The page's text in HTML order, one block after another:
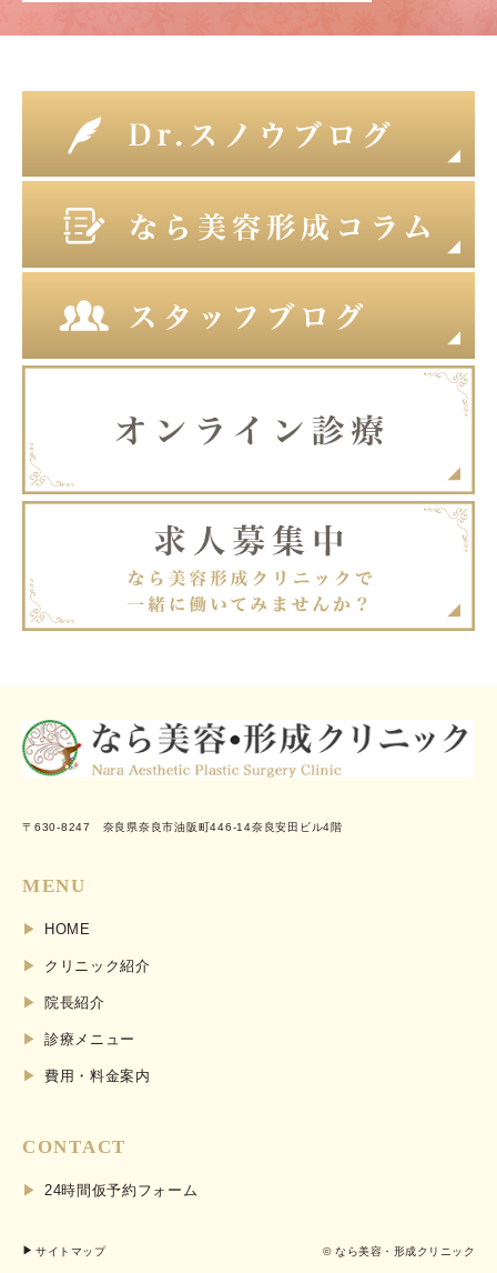
〒630-8247 奈良県奈良市油阪町446-14奈良安田ビル4階
MENU
HOME
クリニック紹介
院長紹介
診療メニュー
費用・料金案内
CONTACT
24時間仮予約フォーム
サイトマップ © なら美容・形成クリニック